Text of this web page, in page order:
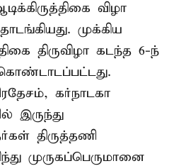
விழா
முக்கிய
திருவிழா கடந்த 6-ந்
கர்நாடகா
இருந்து
திருத்தணி
முருகப்பெருமானை